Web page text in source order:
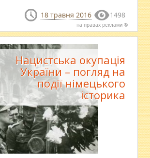
18 травня 2016 1498
на правах реклами ®
Нацистська окупація
України – погляд на
події німецького
історика